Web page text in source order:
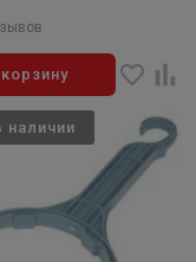
наличии